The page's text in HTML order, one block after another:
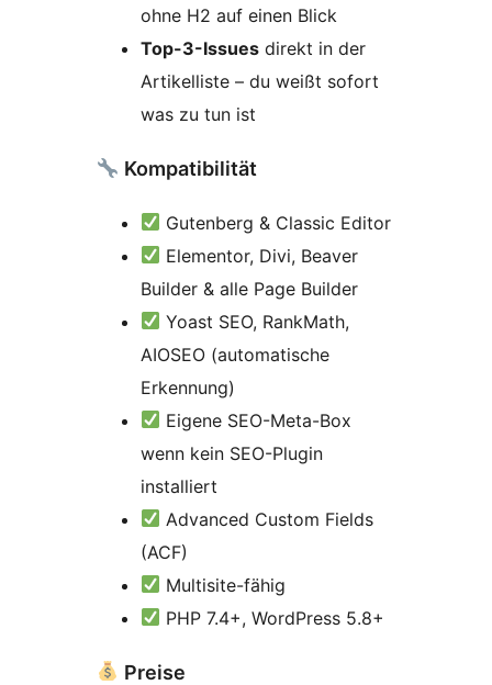
ohne H2 auf einen Blick
Top-3-Issues direkt in der
Artikelliste – du weißt sofort
was zu tun ist
Kompatibilität
Gutenberg & Classic Editor
Elementor, Divi, Beaver
Builder & alle Page Builder
Yoast SEO, RankMath,
AIOSEO (automatische
Erkennung)
Eigene SEO-Meta-Box
wenn kein SEO-Plugin
installiert
Advanced Custom Fields
(ACF)
Multisite-fähig
PHP 7.4+, WordPress 5.8+
Preise